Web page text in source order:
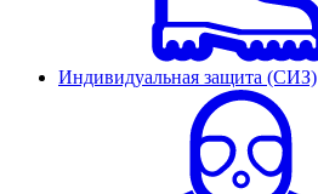
Индивидуальная защита (СИЗ)